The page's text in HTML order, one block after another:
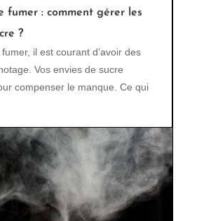
fumer : comment gérer les
?
il est courant d’avoir des
Vos envies de sucre
compenser le manque. Ce qui